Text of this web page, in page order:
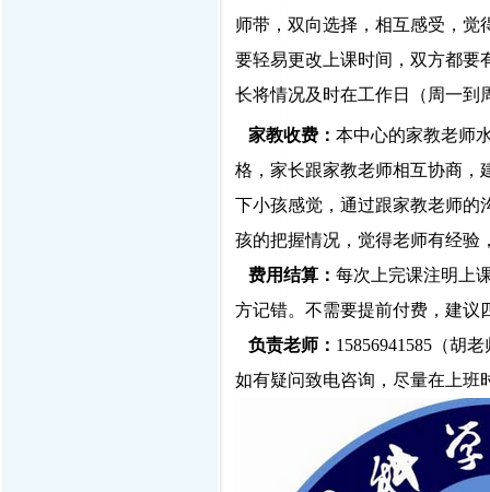
师带，双向选择，相互感受，觉
要轻易更改上课时间，双方都要
长将情况及时在工作日（周一到
家教收费： 本中心的家教老师
格，家长跟家教老师相互协商，
下小孩感觉，通过跟家教老师的
孩的把握情况，觉得老师有经验
费用结算： 每次上完课注明上
方记错。不需要提前付费，建议
负责老师： 15856941585（胡
如有疑问致电咨询，尽量在上班